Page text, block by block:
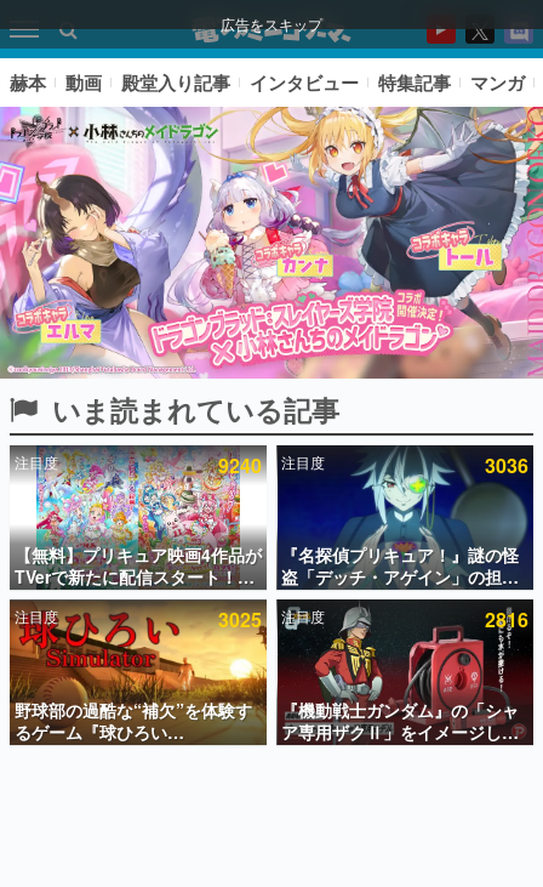
広告をスキップ
ピックアップ
電ファミのいま読まれている記事ランキング
アプリセール情報
インタビュー
連載・特集一覧
殿堂入り記事
SNS拡散数が数千以上！ ページビュー数万以上！ などな
ど。多くの人々に読まれた、電ファミ渾身の“殿堂入り”記
事をまとめました。
赫本 動画 殿堂入り記事 インタビュー 特集記事 マンガ
いま読まれている記事
注目度 9240
【無料】プリキュア映画4作品が
TVerで新たに配信スタート！な
んと2018年～2024年の映画ほぼ
すべてが見放題に、ぶっちゃけ
ありえないラインナップ
注目度 3036
『名探偵プリキュア！』謎の怪
盗「デッチ・アゲイン」の担当
キャストは天﨑滉平さんと判
明。『Re:ゼロから始める異世
界生活』オットー役、『ヒプノ
シスマイク』山田三郎役など
注目度 3025
野球部の過酷な“補欠”を体験す
るゲーム『球ひろい
Simulator』が「1件」のウィッ
注目度 2816
『機動戦士ガンダム』の「シャ
ア専用ザクⅡ」をイメージした
散水ホースリールが予約開始。